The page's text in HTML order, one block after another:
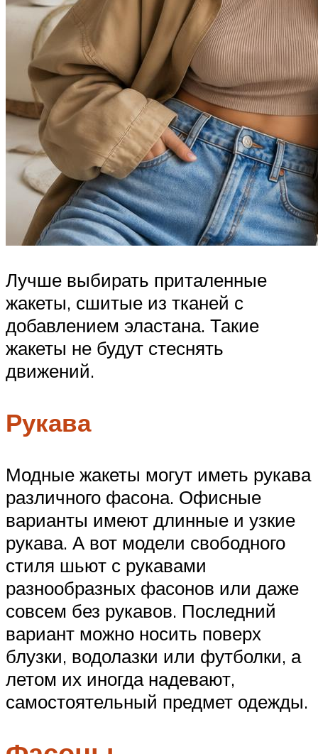
Лучше выбирать приталенные
жакеты, сшитые из тканей с
добавлением эластана. Такие
жакеты не будут стеснять
движений.
Рукава
Модные жакеты могут иметь рукава
различного фасона. Офисные
варианты имеют длинные и узкие
рукава. А вот модели свободного
стиля шьют с рукавами
разнообразных фасонов или даже
совсем без рукавов. Последний
вариант можно носить поверх
блузки, водолазки или футболки, а
летом их иногда надевают,
самостоятельный предмет одежды.